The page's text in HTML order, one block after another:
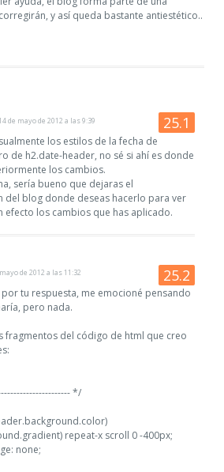
y así queda bastante antiestético..
de mayo de 2012 a las 9:39
los estilos de la fecha de
de h2.date-header, no sé si ahí es donde
los cambios.
sería bueno que dejaras el
del blog donde deseas hacerlo para ver
efecto los cambios que has aplicado.
de 2012 a las 11:32
por tu respuesta, me emocioné pensando
pero nada.
fragmentos del código de html que creo
*/
repeat-x scroll 0 -400px;
none;